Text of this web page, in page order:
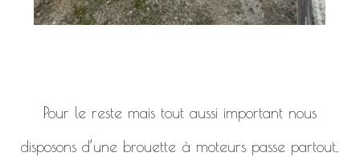
Pour le reste mais tout aussi important nous
disposons d’une brouette à moteurs passe partout,